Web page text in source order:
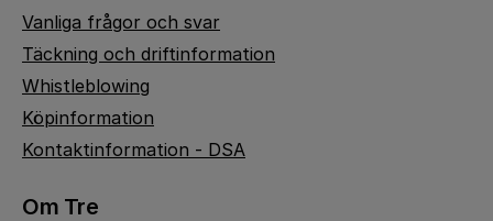
Vanliga frågor och svar
Täckning och driftinformation
Whistleblowing
Köpinformation
Kontaktinformation - DSA
Om Tre